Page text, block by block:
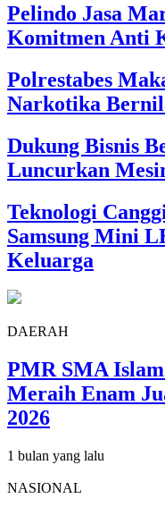
Pelindo Jasa
Komitmen Anti
Polrestabes
Narkotika
Dukung Bisnis
Luncurkan
Teknologi
Samsung Mini
Keluarga
DAERAH
PMR SMA
Meraih Enam
2026
1 bulan yang lalu
NASIONAL